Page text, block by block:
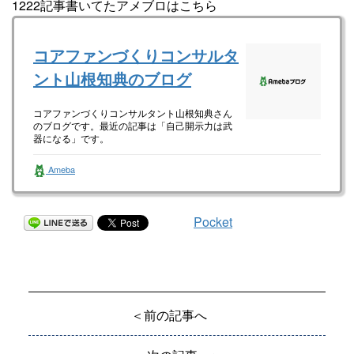
1222記事書いてたアメブロはこちら
コアファンづくりコンサルタ
ント山根知典のブログ
コアファンづくりコンサルタント山根知典さん
のブログです。最近の記事は「自己開示力は武
器になる」です。
Ameba
Pocket
＜前の記事へ